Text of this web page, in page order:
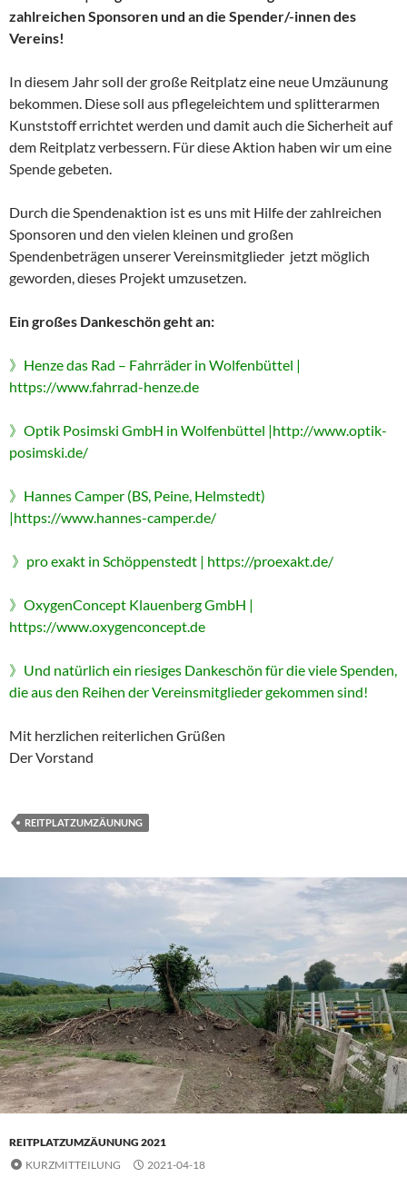
zahlreichen Sponsoren und an die Spender/-innen des
Vereins!
In diesem Jahr soll der große Reitplatz eine neue Umzäunung
bekommen. Diese soll aus pflegeleichtem und splitterarmen
Kunststoff errichtet werden und damit auch die Sicherheit auf
dem Reitplatz verbessern. Für diese Aktion haben wir um eine
Spende gebeten.
Durch die Spendenaktion ist es uns mit Hilfe der zahlreichen
Sponsoren und den vielen kleinen und großen
Spendenbeträgen unserer Vereinsmitglieder jetzt möglich
geworden, dieses Projekt umzusetzen.
Ein großes Dankeschön geht an:
》Henze das Rad – Fahrräder in Wolfenbüttel |
https://www.fahrrad-henze.de
》Optik Posimski GmbH in Wolfenbüttel |http://www.optik-
posimski.de/
》Hannes Camper (BS, Peine, Helmstedt)
|https://www.hannes-camper.de/
》pro exakt in Schöppenstedt | https://proexakt.de/
》OxygenConcept Klauenberg GmbH |
https://www.oxygenconcept.de
》Und natürlich ein riesiges Dankeschön für die viele Spenden,
die aus den Reihen der Vereinsmitglieder gekommen sind!
Mit herzlichen reiterlichen Grüßen
Der Vorstand
REITPLATZUMZÄUNUNG
REITPLATZUMZÄUNUNG 2021
KURZMITTEILUNG
2021-04-18